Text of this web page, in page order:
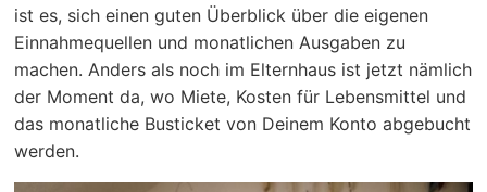
ist es, sich einen guten Überblick über die eigenen
Einnahmequellen und monatlichen Ausgaben zu
machen. Anders als noch im Elternhaus ist jetzt nämlich
der Moment da, wo Miete, Kosten für Lebensmittel und
das monatliche Busticket von Deinem Konto abgebucht
werden.